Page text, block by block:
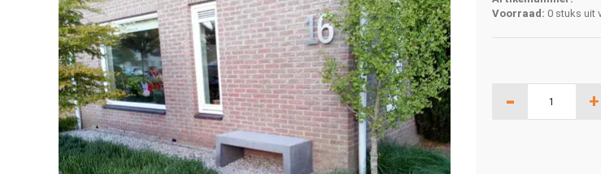
Voorraad: 0 stuks uit
- +